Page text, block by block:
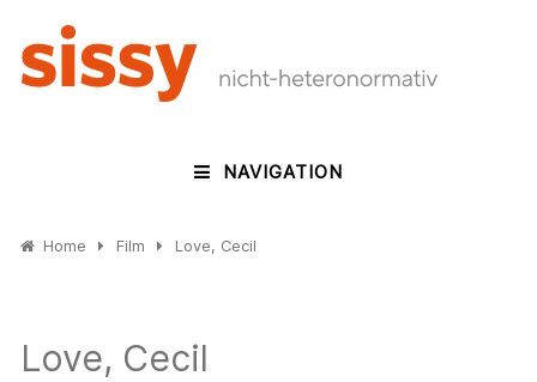
NAVIGATION
Home Film Love, Cecil
Love, Cecil